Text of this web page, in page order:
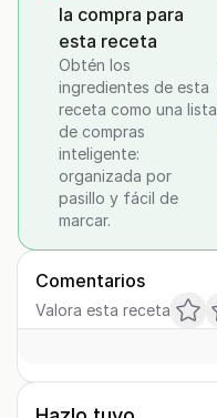
la compra para
esta receta
Obtén los
ingredientes de esta
receta como una lista
de compras
inteligente:
organizada por
pasillo y fácil de
marcar.
Comentarios
Valora esta receta